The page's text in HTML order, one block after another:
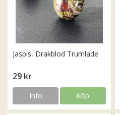
Jaspis, Drakblod Trumlade
29 kr
Info Köp